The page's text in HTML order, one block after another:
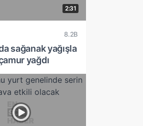
2:31
8.2B
sağanak yağışla
yağdı